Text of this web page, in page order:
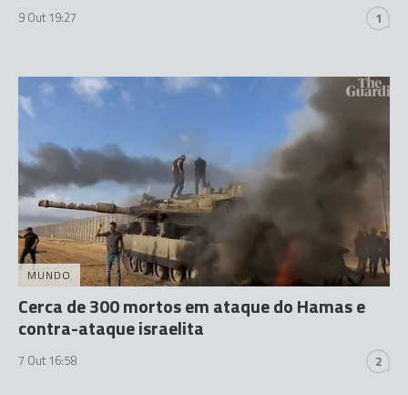
9 Out 19:27 1
MUNDO
Cerca de 300 mortos em ataque do Hamas e
contra-ataque israelita
7 Out 16:58 2